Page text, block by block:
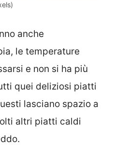
anche
le temperature
e non si ha più
quei deliziosi piatti
lasciano spazio a
altri piatti caldi